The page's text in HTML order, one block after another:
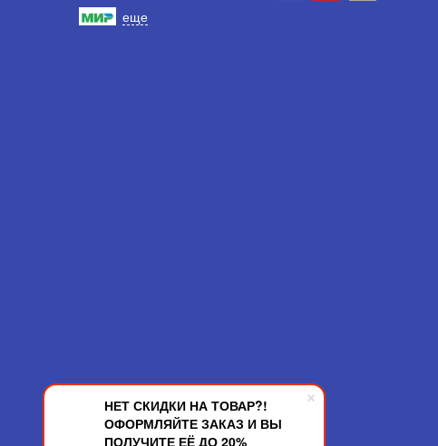
НЕТ СКИДКИ НА ТОВАР?!
ОФОРМЛЯЙТЕ ЗАКАЗ И ВЫ
ПОЛУЧИТЕ ЕЁ ДО 20%
еще